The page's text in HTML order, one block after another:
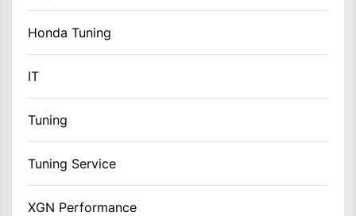
Honda Tuning
IT
Tuning
Tuning Service
XGN Performance